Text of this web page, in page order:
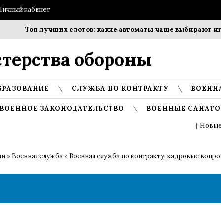
кабинет
Топ лучших слотов: какие автоматы чаще выбирают
обороны
СЛУЖБА ПО КОНТРАКТУ
ВОЕННОЕ ЗАКОНОДАТЕЛЬСТВО ВОЕННЫЕ
[
» Военная служба » Военная служба по контракту: кадровые